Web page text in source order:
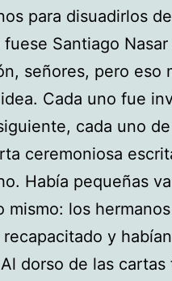
para disuadirlos
Santiago
señores, pero eso
Cada uno fue
cada uno
ceremoniosa
Había pequeñas
mismo: los
recapacitado y
dorso de las